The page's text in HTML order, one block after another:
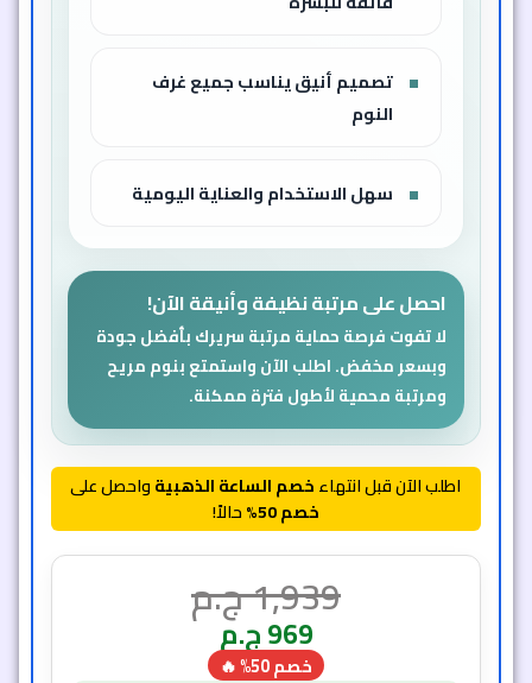
تصميم أنيق يناسب جميع غرف
النوم
سهل الاستخدام والعناية اليومية
احصل على مرتبة نظيفة وأنيقة الآن!
لا تفوت فرصة حماية مرتبة سريرك بأفضل جودة
وبسعر مخفض. اطلب الآن واستمتع بنوم مريح
ومرتبة محمية لأطول فترة ممكنة.
اطلب الآن قبل انتهاءخصم الساعة الذهبيةواحصل على
خصم 50%
حالاً!
1,939ج.م
969ج.م
خصم 50% 🔥